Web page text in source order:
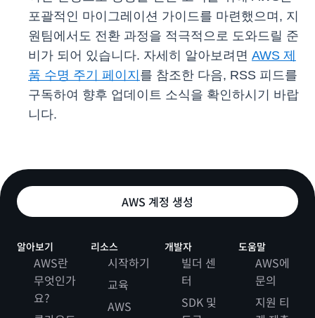
포괄적인 마이그레이션 가이드를 마련했으며, 지
원팀에서도 전환 과정을 적극적으로 도와드릴 준
비가 되어 있습니다. 자세히 알아보려면 AWS 제
품 수명 주기 페이지 를 참조한 다음, RSS 피드를
구독하여 향후 업데이트 소식을 확인하시기 바랍
니다.
AWS 계정 생성
알아보기
AWS란
무엇인가
요?
리소스
시작하기
교육
AWS
개발자
빌더 센
터
SDK 및
도움말
AWS에
문의
지원 티